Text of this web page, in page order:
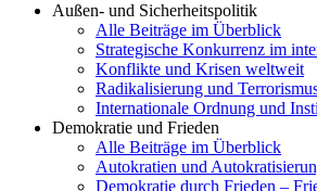
Außen- und Sicherheitspolitik
Alle Beiträge im Überblick
Strategische Konkurrenz im
Konflikte und Krisen weltweit
Radikalisierung und
Internationale Ordnung und
Demokratie und Frieden
Alle Beiträge im Überblick
Autokratien und
Demokratie durch Frieden –